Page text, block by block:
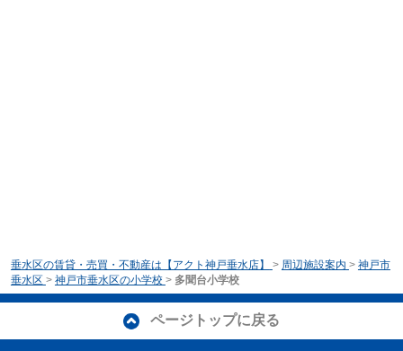
垂水区の賃貸・売買・不動産は【アクト神戸垂水店】 > 周辺施設案内 > 神戸市
垂水区 > 神戸市垂水区の小学校 > 多聞台小学校
ページトップに戻る